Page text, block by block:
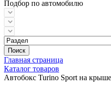
Подбор по автомобилю
Поиск
Главная страница
Каталог товаров
Автобокс Turino Sport на